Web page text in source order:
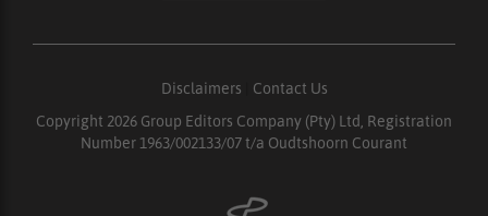
Disclaimers
Contact Us
Copyright 2026 Group Editors Company (Pty) Ltd, Registration
Number 1963/002133/07 t/a Oudtshoorn Courant